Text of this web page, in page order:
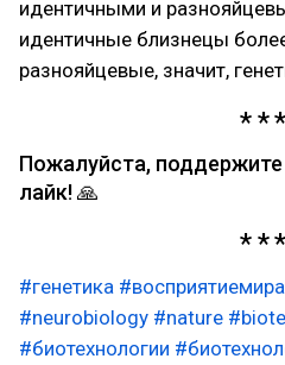
идентичными и
идентичные близнецы
разнояйцевые, значит,
Пожалуйста, поддержите
лайк! 🙏
#генетика #восприятиемира
#neurobiology #nature
#биотехнологии